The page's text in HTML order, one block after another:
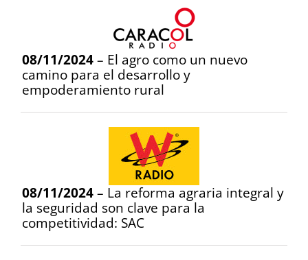
08/11/2024 – El agro como un nuevo
camino para el desarrollo y
empoderamiento rural
08/11/2024 – La reforma agraria integral y
la seguridad son clave para la
competitividad: SAC